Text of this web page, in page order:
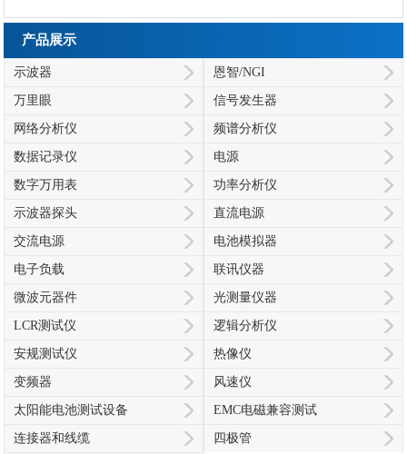
产品展示
示波器 恩智/NGI
万里眼 信号发生器
网络分析仪 频谱分析仪
数据记录仪 电源
数字万用表 功率分析仪
示波器探头 直流电源
交流电源 电池模拟器
电子负载 联讯仪器
微波元器件 光测量仪器
LCR测试仪 逻辑分析仪
安规测试仪 热像仪
变频器 风速仪
太阳能电池测试设备 EMC电磁兼容测试
连接器和线缆 四极管